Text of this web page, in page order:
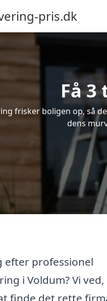
pris.dk
Få
frisker boligen op, så
dens
efter professionel
i Voldum? Vi
finde det rette